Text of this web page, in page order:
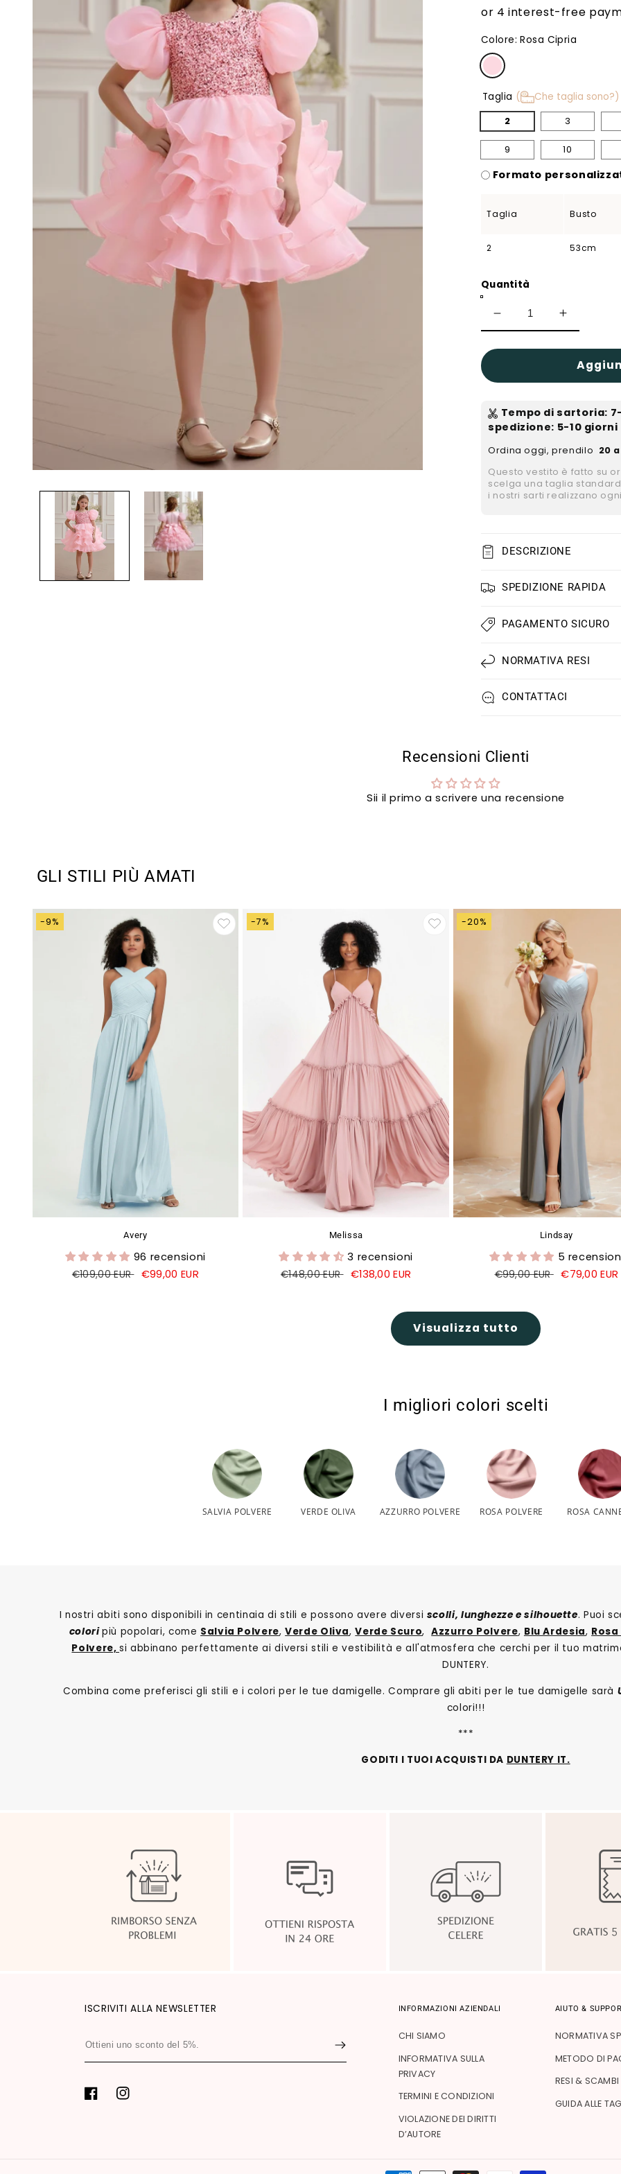
Colore:Rosa Cipria
Taglia (
Che taglia sono?)
2
3
9 10
Formato
Taglia Busto
2 53cm
Quantità
Diminuisci
quantità
per
Aumenta
quantità
per
Taniyah
Tempo di sartoria:
spedizione: 5-10 giorni
Ordina oggi, prendilo 20
Questo vestito è fatto su
scelga una taglia
i nostri sarti realizzano
DESCRIZIONE
SPEDIZIONE RAPIDA
PAGAMENTO SICURO
NORMATIVA RESI
CONTATTACI
Recensioni Clienti
Sii il primo a scrivere una recensione
GLI STILI PIÙ AMATI
-9%
Avery
96 recensioni
Prezzo
€109,00 EUR
Prezzo
€99,00 EUR
-7%
Melissa
3 recensioni
Prezzo
€148,00 EUR
Prezzo
€138,00 EUR
-20%
Lindsay
5
Prezzo
€99,00 EUR
Prezzo
€79,00 EUR
Visualizza tutto
I migliori colori scelti
SALVIA POLVERE VERDE OLIVA AZZURRO POLVERE ROSA POLVERE ROSA
I nostri abiti sono disponibili in centinaia di stili e possono avere diversi scolli, lunghezze e silhouette. Puoi
coloripiù popolari, come Salvia Polvere,Verde Oliva,Verde Scuro,Azzurro Polvere, Blu Ardesia,
Polvere,si abbinano perfettamente ai diversi stili e vestibilità e all'atmosfera che cerchi per il tuo
DUNTERY.
Combina come preferisci gli stili e i colori per le tue damigelle. Comprare gli abiti per le tue damigelle sarà
colori!!!
***
GODITI I TUOI ACQUISTI DA DUNTERY IT.
ISCRIVITI ALLA NEWSLETTER
Ottieni
uno
del
FacebookInstagram
INFORMAZIONI AZIENDALI
CHI SIAMO
INFORMATIVA SULLA
PRIVACY
TERMINI E CONDIZIONI
VIOLAZIONE DEI DIRITTI
D’AUTORE
AIUTO &
NORMATIVA
METODO DI
RESI & SCAMBI
GUIDA ALLE